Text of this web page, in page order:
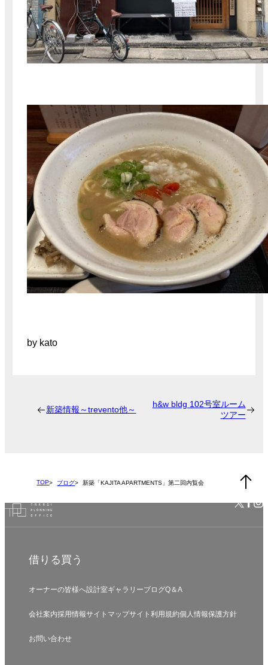
by kato
新築情報～trevento他～
h&w bldg 102号室ルーム
ツアー
TOP ブログ 新築「KAJITA APARTMENTS」第二回内覧会
借りる 買う
オーナーの皆様へ設計室ギャラリーブログQ＆A
会社案内採用情報サイトマップサイト利用規約個人情報保護方針
お問い合わせ